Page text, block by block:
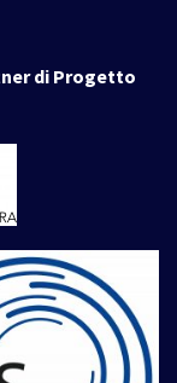
di Progetto